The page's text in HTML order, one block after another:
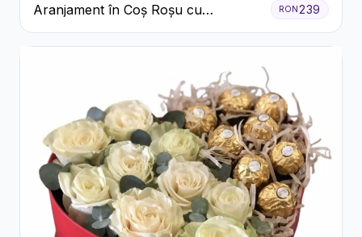
Aranjament în Coș Roșu cu
Trandafiri și Crizanteme Albe
RON 239